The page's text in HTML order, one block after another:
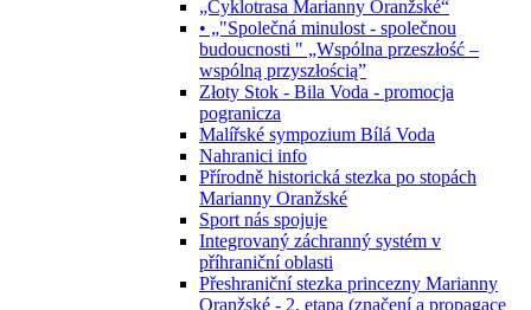
„Cyklotrasa Marianny Oranžské“
• „"Společná minulost - společnou
budoucnosti " „Wspólna przeszłość –
wspólną przyszłością”
Złoty Stok - Bila Voda - promocja
pogranicza
Malířské sympozium Bílá Voda
Nahranici info
Přírodně historická stezka po stopách
Marianny Oranžské
Sport nás spojuje
Integrovaný záchranný systém v
příhraniční oblasti
Přeshraniční stezka princezny Marianny
Oranžské - 2. etapa (značení a propagace